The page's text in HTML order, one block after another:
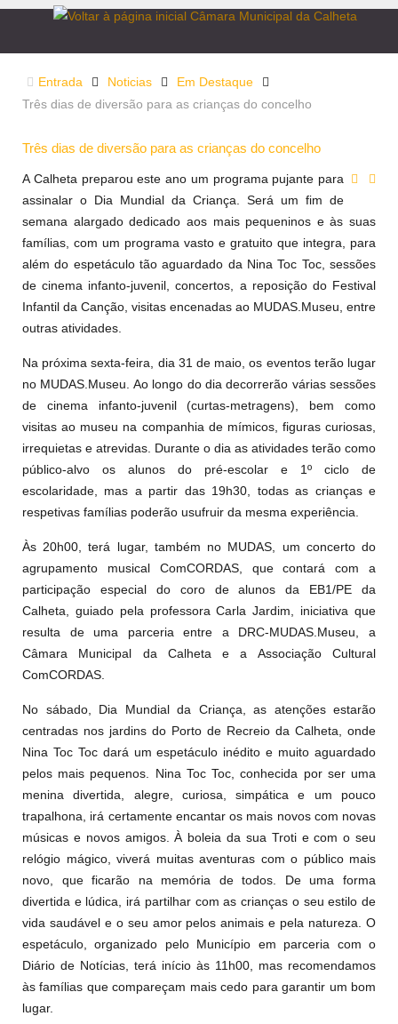
Entrada Noticias
Em Destaque
Três dias de diversão para as crianças do concelho
Três dias de diversão para as crianças do concelho
A Calheta preparou este ano um programa pujante para
assinalar o Dia Mundial da Criança. Será um fim de
semana alargado dedicado aos mais pequeninos e às suas
famílias, com um programa vasto e gratuito que integra, para
além do espetáculo tão aguardado da Nina Toc Toc, sessões
de cinema infanto-juvenil, concertos, a reposição do Festival
Infantil da Canção, visitas encenadas ao MUDAS.Museu, entre
outras atividades.
Na próxima sexta-feira, dia 31 de maio, os eventos terão lugar
no MUDAS.Museu. Ao longo do dia decorrerão várias sessões
de cinema infanto-juvenil (curtas-metragens), bem como
visitas ao museu na companhia de mímicos, figuras curiosas,
irrequietas e atrevidas. Durante o dia as atividades terão como
público-alvo os alunos do pré-escolar e 1º ciclo de
escolaridade, mas a partir das 19h30, todas as crianças e
respetivas famílias poderão usufruir da mesma experiência.
Às 20h00, terá lugar, também no MUDAS, um concerto do
agrupamento musical ComCORDAS, que contará com a
participação especial do coro de alunos da EB1/PE da
Calheta, guiado pela professora Carla Jardim, iniciativa que
resulta de uma parceria entre a DRC-MUDAS.Museu, a
Câmara Municipal da Calheta e a Associação Cultural
ComCORDAS.
No sábado, Dia Mundial da Criança, as atenções estarão
centradas nos jardins do Porto de Recreio da Calheta, onde
Nina Toc Toc dará um espetáculo inédito e muito aguardado
pelos mais pequenos. Nina Toc Toc, conhecida por ser uma
menina divertida, alegre, curiosa, simpática e um pouco
trapalhona, irá certamente encantar os mais novos com novas
músicas e novos amigos. À boleia da sua Troti e com o seu
relógio mágico, viverá muitas aventuras com o público mais
novo, que ficarão na memória de todos. De uma forma
divertida e lúdica, irá partilhar com as crianças o seu estilo de
vida saudável e o seu amor pelos animais e pela natureza. O
espetáculo, organizado pelo Município em parceria com o
Diário de Notícias, terá início às 11h00, mas recomendamos
às famílias que compareçam mais cedo para garantir um bom
lugar.